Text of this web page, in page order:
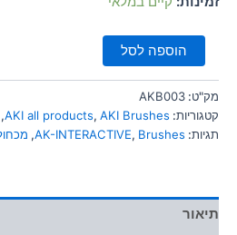
הוספה לסל
מק"ט: AKB003
קטגוריות:
AKI all products, AKI Brushes
,
תגיות:
AK-INTERACTIVE, Brushes
,
תיאור